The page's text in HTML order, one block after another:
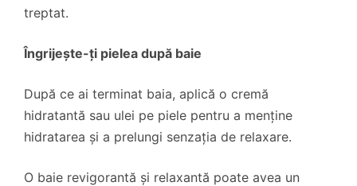
treptat.
Îngrijește-ți pielea după baie
După ce ai terminat baia, aplică o cremă
hidratantă sau ulei pe piele pentru a menține
hidratarea și a prelungi senzația de relaxare.
O baie revigorantă și relaxantă poate avea un